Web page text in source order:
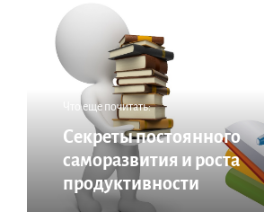
Что еще почитать:
Секреты постоянного
саморазвития и роста
продуктивности